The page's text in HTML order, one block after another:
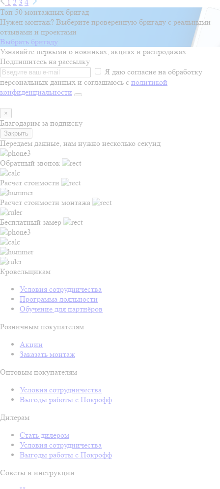
1 2 3 4
Топ 50 монтажных бригад
Нужен монтаж? Выберите проверенную бригаду с реальными
отзывами и проектами
Выбрать бригаду
Узнавайте первыми о новинках, акциях и распродажах
Подпишитесь на рассылку
Я даю согласие на обработку
персональных данных и соглашаюсь с политикой
конфиденциальности
×
Благодарим за подписку
Закрыть
Передаем данные, нам нужно несколько секунд
Обратный звонок
Расчет стоимости
Расчет стоимости монтажа
Бесплатный замер
Кровельщикам
Условия сотрудничества
Программа лояльности
Обучение для партнёров
Розничным покупателям
Акции
Заказать монтаж
Оптовым покупателям
Условия сотрудничества
Выгоды работы с Покрофф
Дилерам
Стать дилером
Условия сотрудничества
Выгоды работы с Покрофф
Советы и инструкции